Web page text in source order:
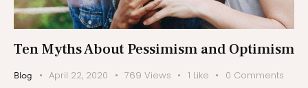
Ten Myths About Pessimism and Optimism
Blog April 22, 2020 769 Views 1 Like 0 Comments